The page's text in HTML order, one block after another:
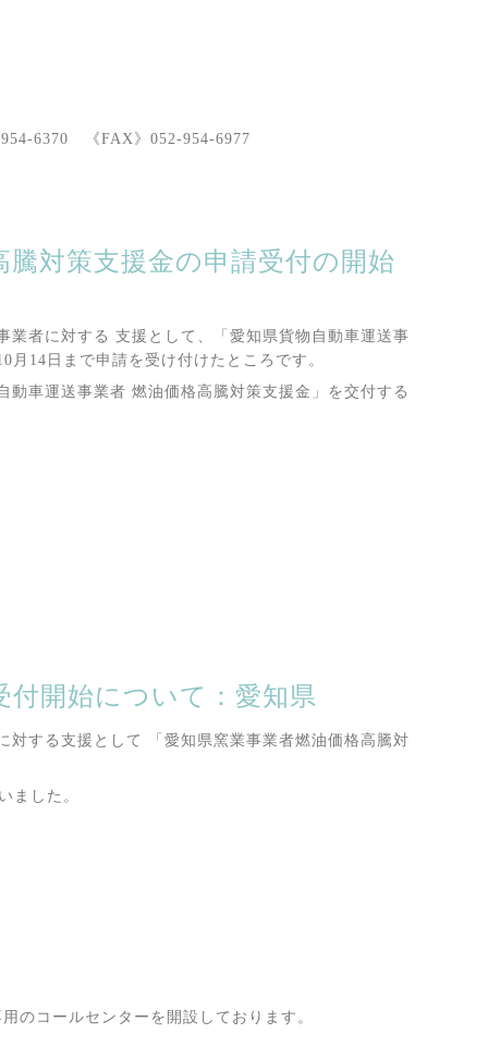
6370 《FAX》052-954-6977
対策支援金の申請受付の開始
者に対する 支援として、「愛知県貨物自動車運送事
14日まで申請を受け付けたところです。
車運送事業者 燃油価格高騰対策支援金」を交付する
付開始について：愛知県
する支援として 「愛知県窯業事業者燃油価格高騰対
ました。
のコールセンターを開設しております。